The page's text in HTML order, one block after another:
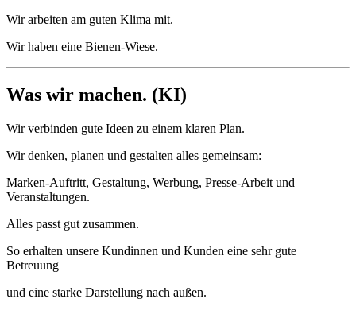
Wir arbeiten am guten Klima mit.
Wir haben eine Bienen-Wiese.
Was wir machen. (KI)
Wir verbinden gute Ideen zu einem klaren Plan.
Wir denken, planen und gestalten alles gemeinsam:
Marken‑Auftritt, Gestaltung, Werbung, Presse‑Arbeit und
Veranstaltungen.
Alles passt gut zusammen.
So erhalten unsere Kundinnen und Kunden eine sehr gute
Betreuung
und eine starke Darstellung nach außen.